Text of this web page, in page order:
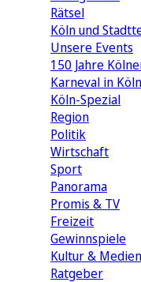
Rätsel
Köln und
Unsere Events
150 Jahre
Karneval in Köln
Köln-Spezial
Region
Politik
Wirtschaft
Sport
Panorama
Promis & TV
Freizeit
Gewinnspiele
Kultur & Medien
Ratgeber